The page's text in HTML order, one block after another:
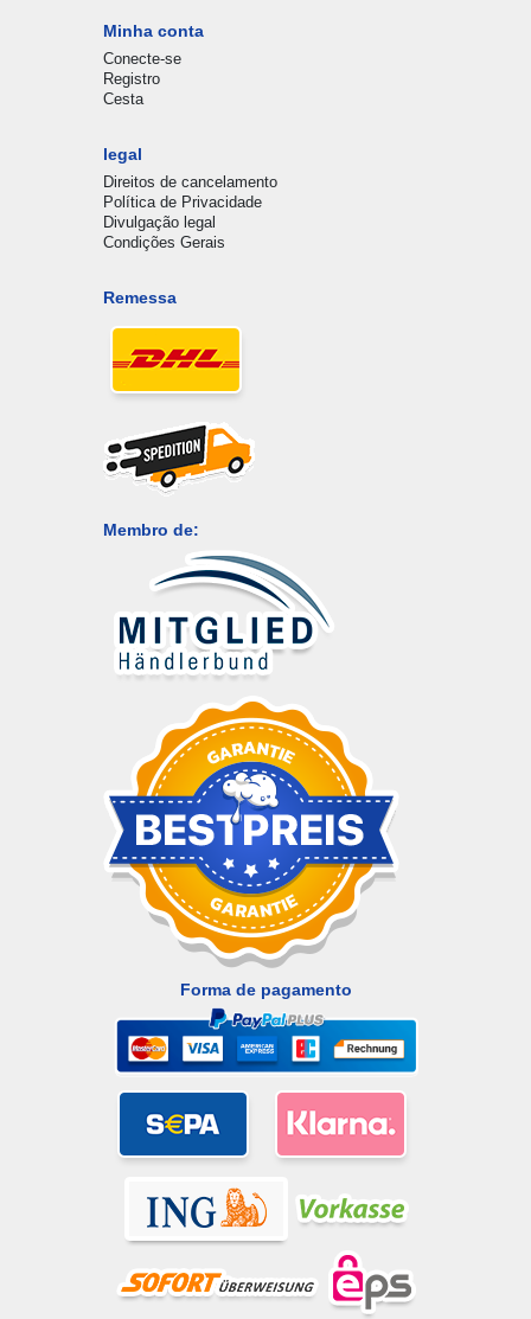
Minha conta
Conecte-se
Registro
Cesta
legal
Direitos de cancelamento
Política de Privacidade
Divulgação legal
Condições Gerais
Remessa
Membro de:
Forma de pagamento